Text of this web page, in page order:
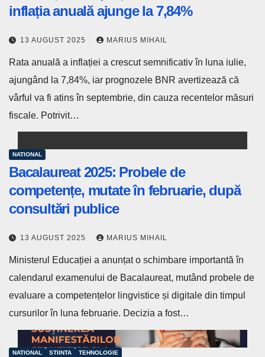
inflația anuală ajunge la 7,84%
13 AUGUST 2025 MARIUS MIHAIL
Rata anuală a inflației a crescut semnificativ în luna iulie,
ajungând la 7,84%, iar prognozele BNR avertizează că
vârful va fi atins în septembrie, din cauza recentelor măsuri
fiscale. Potrivit…
NATIONAL
Bacalaureat 2025: Probele de
competențe, mutate în februarie, după
consultări publice
13 AUGUST 2025 MARIUS MIHAIL
Ministerul Educației a anunțat o schimbare importantă în
calendarul examenului de Bacalaureat, mutând probele de
evaluare a competențelor lingvistice și digitale din timpul
cursurilor în luna februarie. Decizia a fost…
NATIONAL STIINTA TEHNOLOGIE